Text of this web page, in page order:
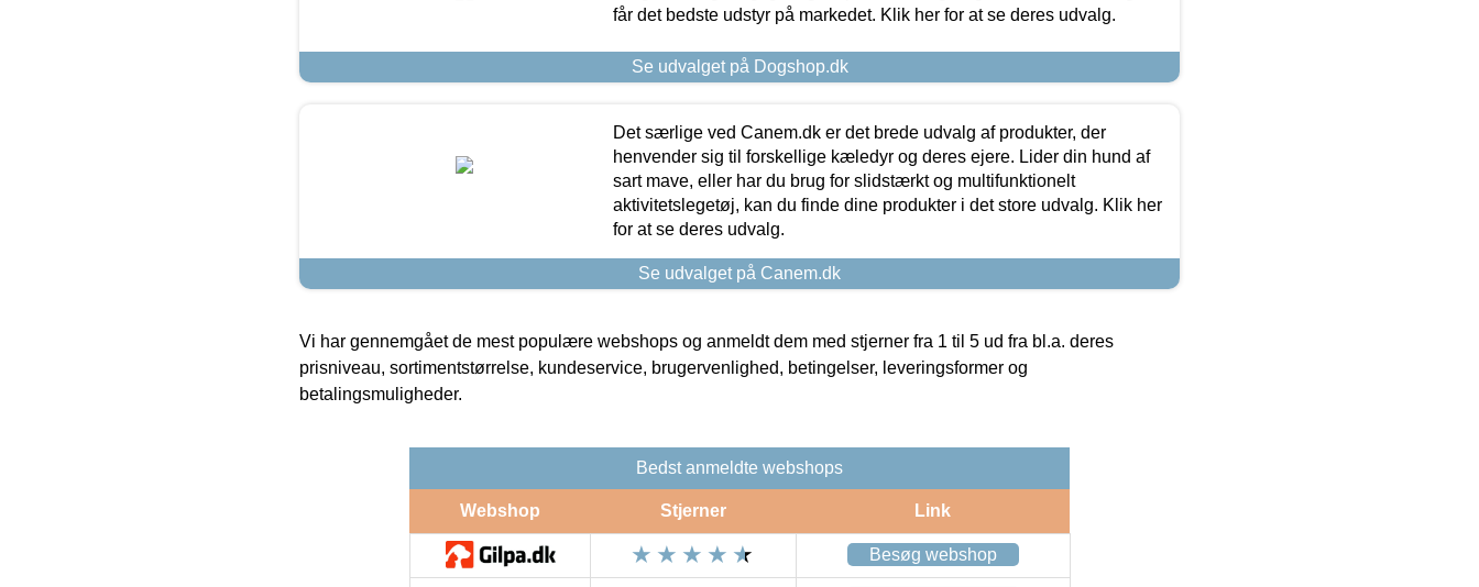
får det bedste udstyr på markedet. Klik her for at se deres udvalg.
Se udvalget på Dogshop.dk
Det særlige ved Canem.dk er det brede udvalg af produkter, der
henvender sig til forskellige kæledyr og deres ejere. Lider din hund af
sart mave, eller har du brug for slidstærkt og multifunktionelt
aktivitetslegetøj, kan du finde dine produkter i det store udvalg. Klik her
for at se deres udvalg.
Se udvalget på Canem.dk
Vi har gennemgået de mest populære webshops og anmeldt dem med stjerner fra 1 til 5 ud fra bl.a. deres
prisniveau, sortimentstørrelse, kundeservice, brugervenlighed, betingelser, leveringsformer og
betalingsmuligheder.
Bedst anmeldte webshops
Webshop Stjerner Link
Besøg webshop